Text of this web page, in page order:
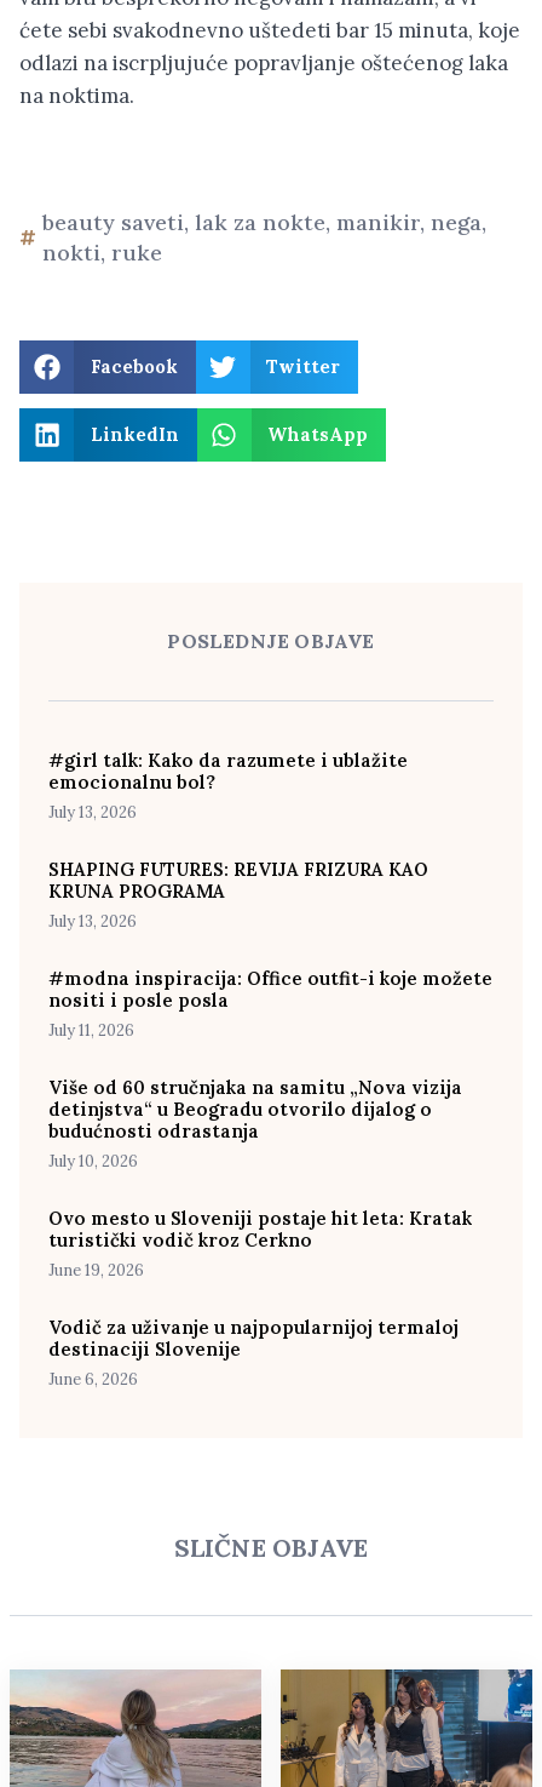
ćete sebi svakodnevno uštedeti bar 15 minuta, koje
odlazi na iscrpljujuće popravljanje oštećenog laka
na noktima.
beauty saveti, lak za nokte, manikir, nega,
nokti, ruke
Facebook Twitter
LinkedIn WhatsApp
POSLEDNJE OBJAVE
#girl talk: Kako da razumete i ublažite
emocionalnu bol?
July 13, 2026
SHAPING FUTURES: REVIJA FRIZURA KAO
KRUNA PROGRAMA
July 13, 2026
#modna inspiracija: Office outfit-i koje možete
nositi i posle posla
July 11, 2026
Više od 60 stručnjaka na samitu „Nova vizija
detinjstva“ u Beogradu otvorilo dijalog o
budućnosti odrastanja
July 10, 2026
Ovo mesto u Sloveniji postaje hit leta: Kratak
turistički vodič kroz Cerkno
June 19, 2026
Vodič za uživanje u najpopularnijoj termaloj
destinaciji Slovenije
June 6, 2026
SLIČNE OBJAVE